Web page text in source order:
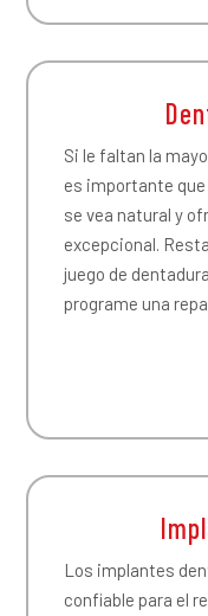
Si le faltan la
es importante
se vea natural y
excepcional.
juego de
programe una
Los implantes
confiable para el